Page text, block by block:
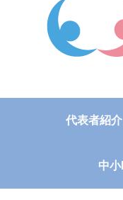
代表者紹介
中